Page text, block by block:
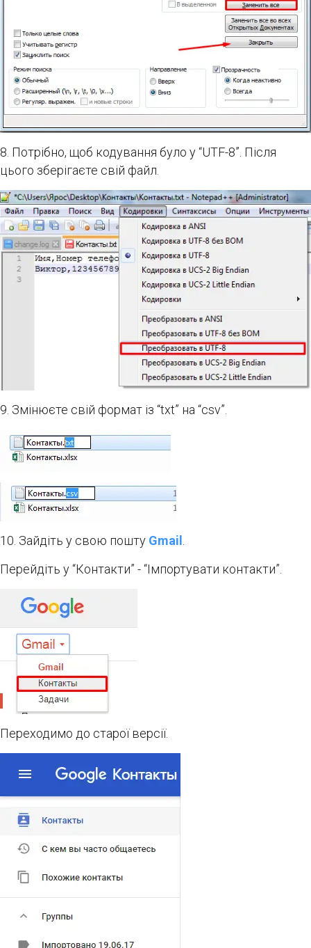
8. Потрібно, щоб кодування було у “UTF-8”. Після
цього зберігаєте свій файл.
9. Змінюєте свій формат із “txt” на “csv”.
10. Зайдіть у свою пошту Gmail
Перейдіть у “Контакти” - “Імпортувати контакти”.
Переходимо до старої версії.